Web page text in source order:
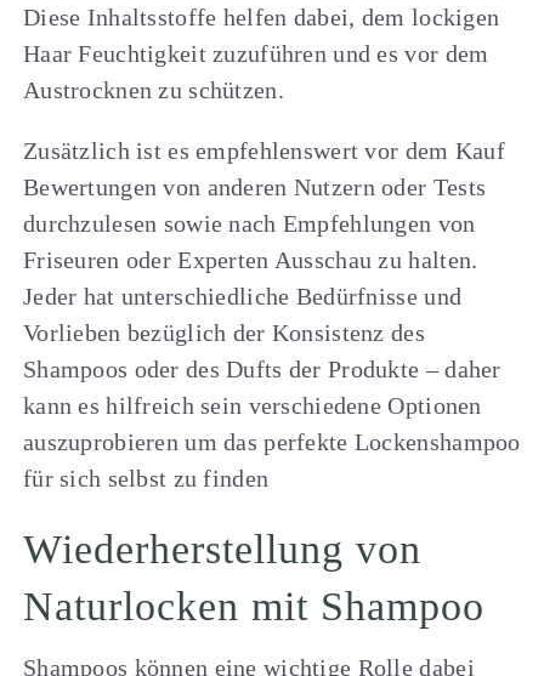
Diese Inhaltsstoffe helfen dabei, dem lockigen
Haar Feuchtigkeit zuzuführen und es vor dem
Austrocknen zu schützen.
Zusätzlich ist es empfehlenswert vor dem Kauf
Bewertungen von anderen Nutzern oder Tests
durchzulesen sowie nach Empfehlungen von
Friseuren oder Experten Ausschau zu halten.
Jeder hat unterschiedliche Bedürfnisse und
Vorlieben bezüglich der Konsistenz des
Shampoos oder des Dufts der Produkte – daher
kann es hilfreich sein verschiedene Optionen
auszuprobieren um das perfekte Lockenshampoo
für sich selbst zu finden
Wiederherstellung von
Naturlocken mit Shampoo
Shampoos können eine wichtige Rolle dabei